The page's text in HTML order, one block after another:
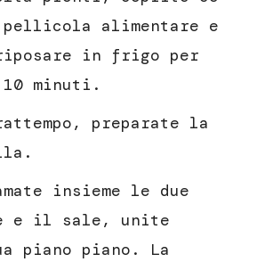
alimentare e
in frigo per
minuti.
preparate la
insieme le due
e il sale, unite
piano piano. La